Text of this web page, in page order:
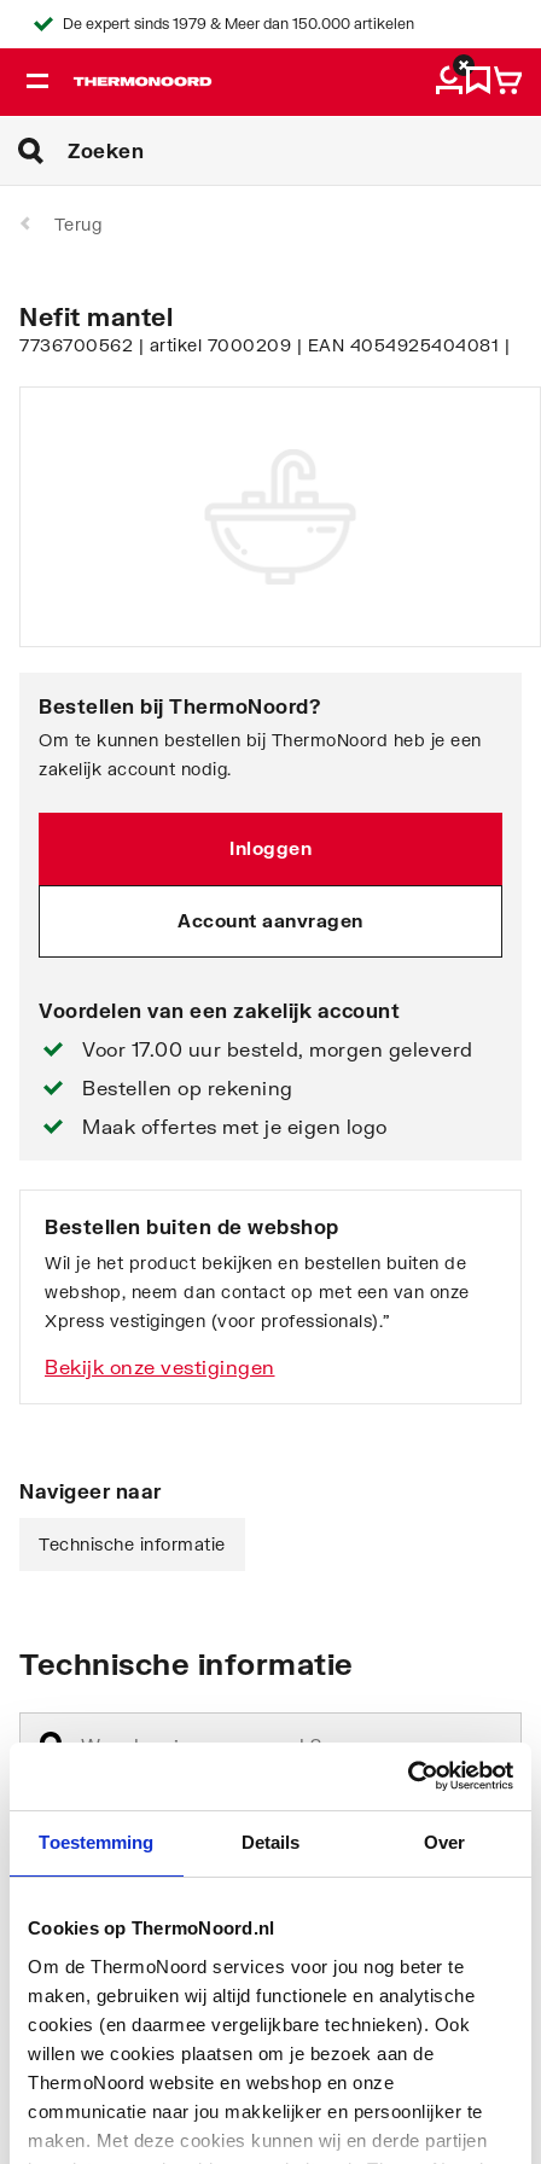
Toestemming Details Over
Cookies op ThermoNoord.nl
Om de ThermoNoord services voor jou nog beter te
maken, gebruiken wij altijd functionele en analytische
cookies (en daarmee vergelijkbare technieken). Ook
willen we cookies plaatsen om je bezoek aan de
ThermoNoord website en webshop en onze
communicatie naar jou makkelijker en persoonlijker te
maken. Met deze cookies kunnen wij en derde partijen
De expert sinds 1979 & Meer dan 150.000 artikelen
Terug
Nefit mantel
7736700562 | artikel 7000209 | EAN 4054925404081 |
Bestellen bij ThermoNoord?
Om te kunnen bestellen bij ThermoNoord heb je een
zakelijk account nodig.
Inloggen
Account aanvragen
Voordelen van een zakelijk account
Voor 17.00 uur besteld, morgen geleverd
Bestellen op rekening
Maak offertes met je eigen logo
Bestellen buiten de webshop
Wil je het product bekijken en bestellen buiten de
webshop, neem dan contact op met een van onze
Xpress vestigingen (voor professionals).”
Bekijk onze vestigingen
Navigeer naar
Technische informatie
Technische informatie
Type
Overig
Toebehoren Nee
Onderdeel Ja